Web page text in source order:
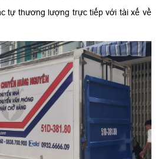
tự thương lượng trực tiếp với tài xế về